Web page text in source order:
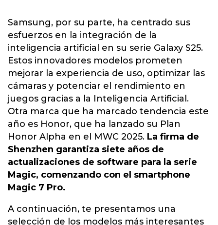
Samsung, por su parte, ha centrado sus
esfuerzos en la integración de la
inteligencia artificial en su serie Galaxy S25.
Estos innovadores modelos prometen
mejorar la experiencia de uso, optimizar las
cámaras y potenciar el rendimiento en
juegos gracias a la Inteligencia Artificial.
Otra marca que ha marcado tendencia este
año es Honor, que ha lanzado su Plan
Honor Alpha en el MWC 2025. La firma de
Shenzhen garantiza siete años de
actualizaciones de software para la serie
Magic, comenzando con el smartphone
Magic 7 Pro.
A continuación, te presentamos una
selección de los modelos más interesantes